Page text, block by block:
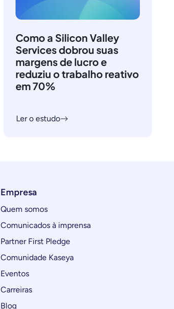
Como a Silicon Valley
Services dobrou suas
margens de lucro e
reduziu o trabalho reativo
em 70%
Ler o estudo
Empresa
Quem somos
Comunicados à imprensa
Partner First Pledge
Comunidade Kaseya
Eventos
Carreiras
Blog